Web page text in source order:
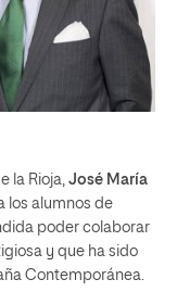
la Rioja, José María
los alumnos de
poder colaborar
y que ha sido
Contemporánea.